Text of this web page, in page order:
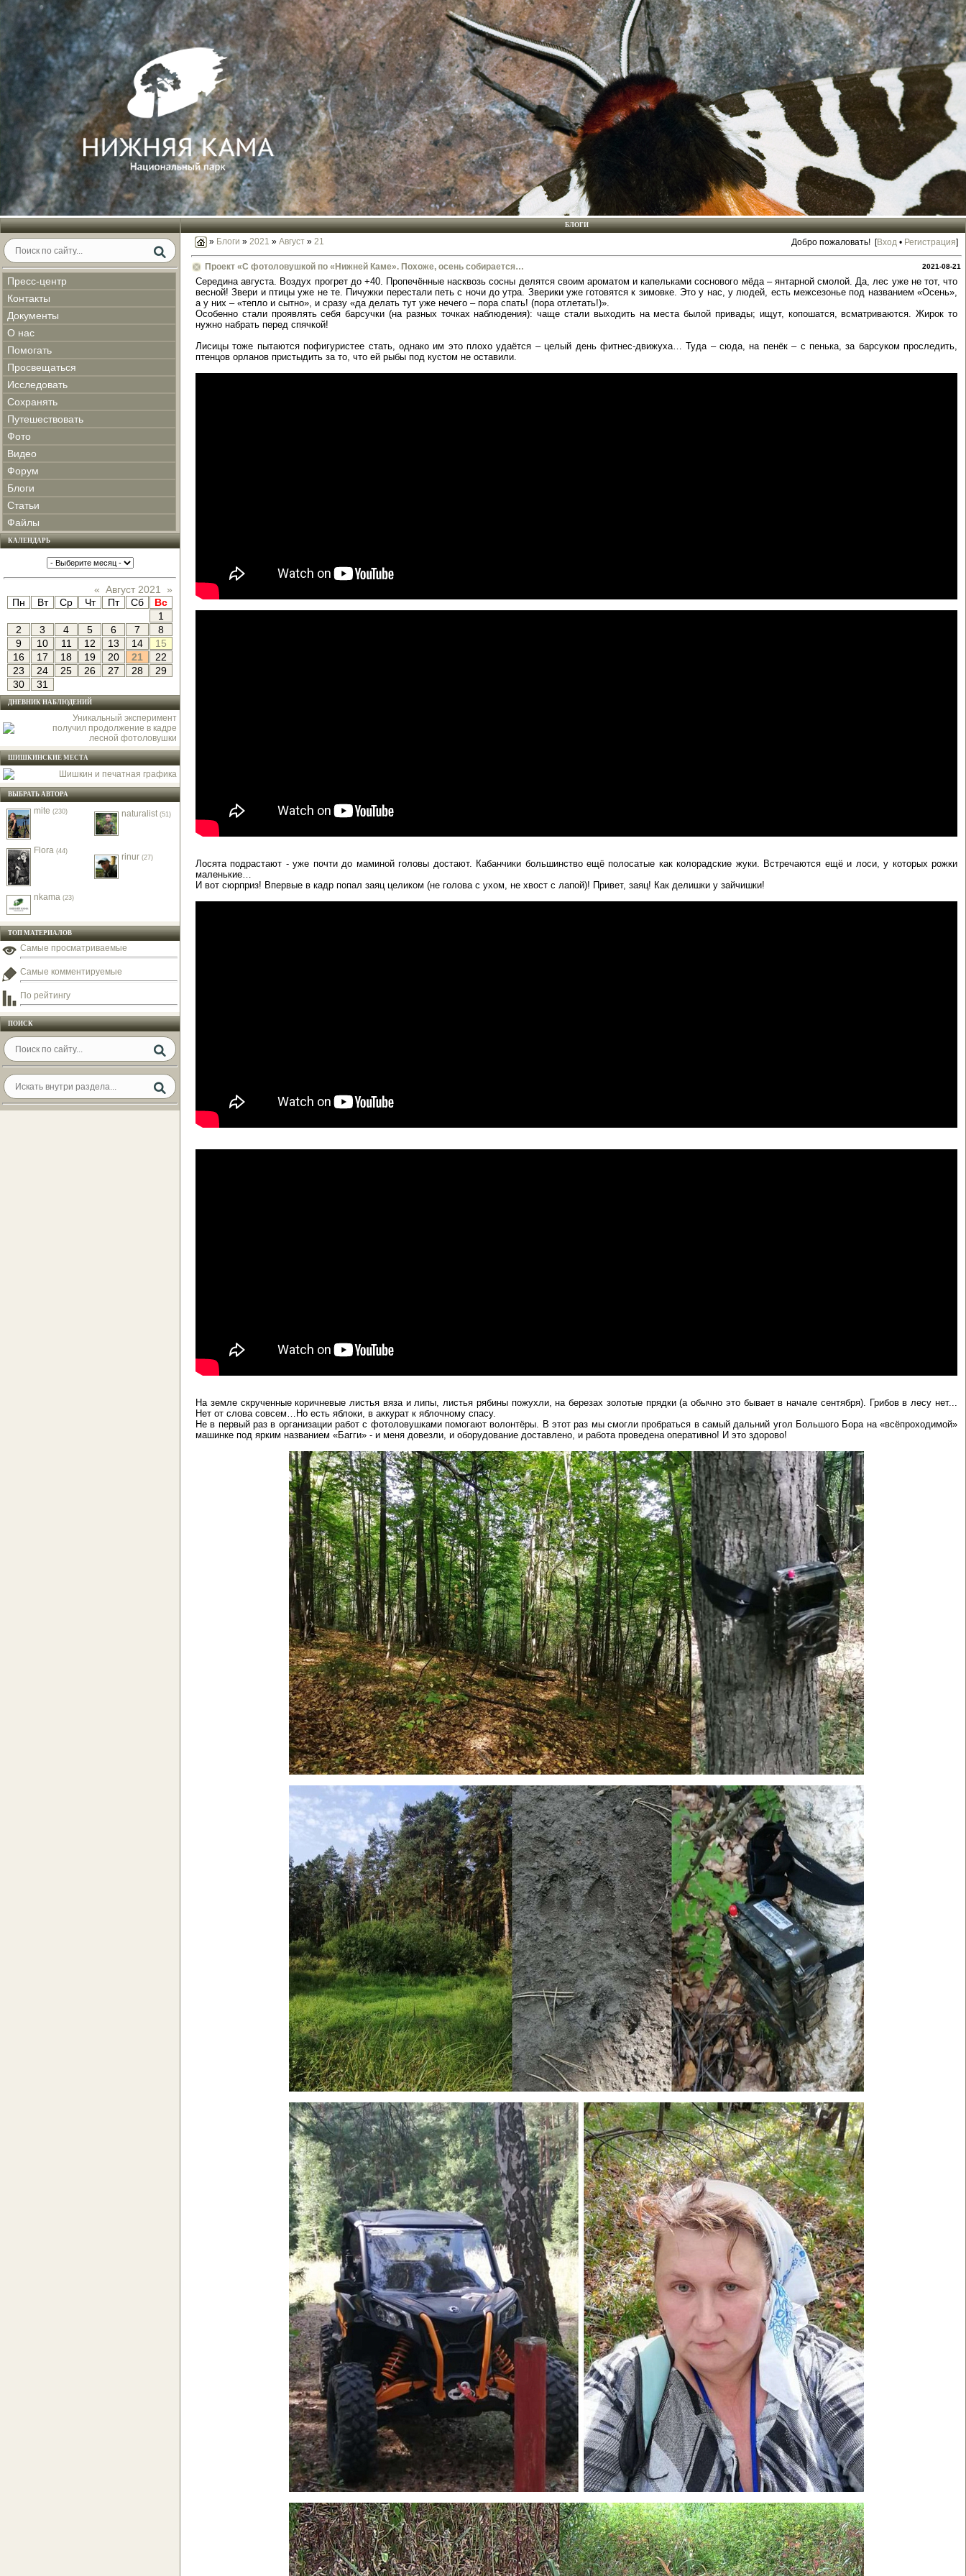
Пресс-центр
Контакты
Документы
О нас
Помогать
Просвещаться
Исследовать
Сохранять
Путешествовать
Фото
Видео
Форум
Блоги
Статьи
Файлы
КАЛЕНДАРЬ
« Август 2021
»
Пн
Вт Ср Чт Пт Сб
Вс
1
2
3 4 5 6 7
8
9
10 11 12 13 14
15
16
17 18 19 20 21
22
23
24 25 26 27 28
29
30
31
ДНЕВНИК НАБЛЮДЕНИЙ
Уникальный эксперимент
получил продолжение в кадре
лесной фотоловушки
ШИШКИНСКИЕ МЕСТА
Шишкин и печатная графика
ВЫБРАТЬ АВТОРА
mite (230) naturalist (51)
Flora (44)
rinur (27)
nkama (23)
ТОП МАТЕРИАЛОВ
Самые просматриваемые
Самые комментируемые
По рейтингу
ПОИСК
БЛОГИ
» Блоги » 2021 » Август » 21 Добро пожаловать! [Вход • Регистрация]
Проект «С фотоловушкой по «Нижней Каме». Похоже, осень собирается… 2021-08-21
Середина августа. Воздух прогрет до +40. Пропечённые насквозь сосны делятся своим ароматом и капельками соснового мёда – янтарной смолой. Да, лес уже не тот, что
весной! Звери и птицы уже не те. Пичужки перестали петь с ночи до утра. Зверики уже готовятся к зимовке. Это у нас, у людей, есть межсезонье под названием «Осень»,
а у них – «тепло и сытно», и сразу «да делать тут уже нечего – пора спать! (пора отлетать!)».
Особенно стали проявлять себя барсучки (на разных точках наблюдения): чаще стали выходить на места былой привады; ищут, копошатся, всматриваются. Жирок то
нужно набрать перед спячкой!
Лисицы тоже пытаются пофигуристее стать, однако им это плохо удаётся – целый день фитнес-движуха… Туда – сюда, на пенёк – с пенька, за барсуком проследить,
птенцов орланов пристыдить за то, что ей рыбы под кустом не оставили.
Лосята подрастают - уже почти до маминой головы достают. Кабанчики большинство ещё полосатые как колорадские жуки. Встречаются ещё и лоси, у которых рожки
маленькие…
И вот сюрприз! Впервые в кадр попал заяц целиком (не голова с ухом, не хвост с лапой)! Привет, заяц! Как делишки у зайчишки!
На земле скрученные коричневые листья вяза и липы, листья рябины пожухли, на березах золотые прядки (а обычно это бывает в начале сентября). Грибов в лесу нет...
Нет от слова совсем…Но есть яблоки, в аккурат к яблочному спасу.
Не в первый раз в организации работ с фотоловушками помогают волонтёры. В этот раз мы смогли пробраться в самый дальний угол Большого Бора на «всёпроходимой»
машинке под ярким названием «Багги» - и меня довезли, и оборудование доставлено, и работа проведена оперативно! И это здорово!